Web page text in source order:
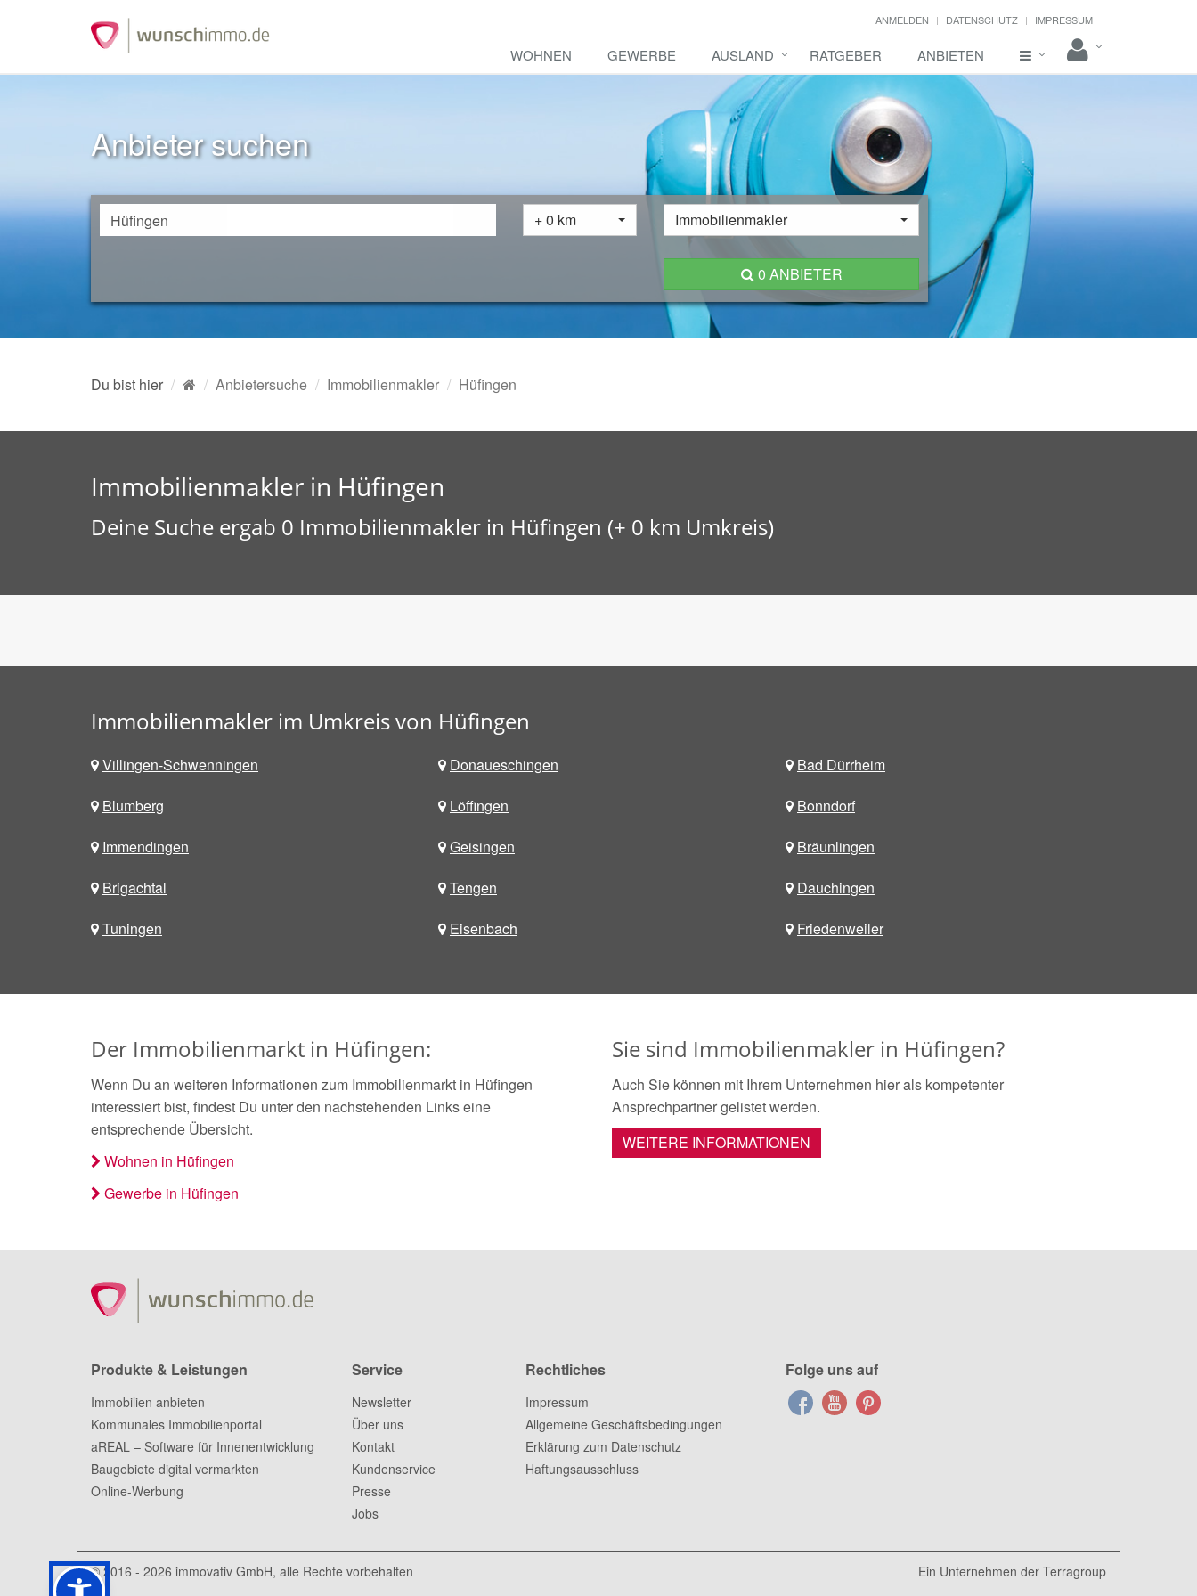
ANMELDEN DATENSCHUTZ IMPRESSUM
WOHNEN GEWERBE AUSLAND RATGEBER ANBIETEN
Anbieter suchen
+ 0 km Immobilienmakler
0 ANBIETER
Du bist hier Anbietersuche Immobilienmakler Hüfingen
Immobilienmakler in Hüfingen
Deine Suche ergab 0 Immobilienmakler in Hüfingen (+ 0 km Umkreis)
Immobilienmakler im Umkreis von Hüfingen
Villingen-Schwenningen Donaueschingen
Bad Dürrheim
Blumberg
Löffingen
Bonndorf
Immendingen
Geisingen
Bräunlingen
Brigachtal
Tengen
Dauchingen
Tuningen
Eisenbach Friedenweiler
Der Immobilienmarkt in Hüfingen:
Wenn Du an weiteren Informationen zum Immobilienmarkt in Hüfingen
interessiert bist, findest Du unter den nachstehenden Links eine
entsprechende Übersicht.
Wohnen in Hüfingen
Gewerbe in Hüfingen
Sie sind Immobilienmakler in Hüfingen?
Auch Sie können mit Ihrem Unternehmen hier als kompetenter
Ansprechpartner gelistet werden.
WEITERE INFORMATIONEN
Produkte & Leistungen
Immobilien anbieten
Kommunales Immobilienportal
aREAL – Software für Innenentwicklung
Baugebiete digital vermarkten
Online-Werbung
Service
Newsletter
Über uns
Kontakt
Kundenservice
Presse
Jobs
Rechtliches
Impressum
Allgemeine Geschäftsbedingungen
Erklärung zum Datenschutz
Haftungsausschluss
Folge uns auf
© 2016 - 2026 immovativ GmbH, alle Rechte vorbehalten Ein Unternehmen der Terragroup